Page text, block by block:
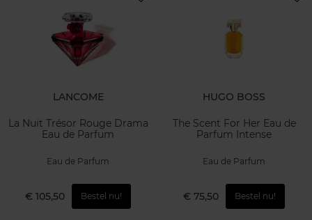
LANCOME
La Nuit Trésor Rouge Drama
Eau de Parfum
Eau de Parfum
€ 105,50 Bestel nu!
HUGO BOSS
The Scent For Her Eau de
Parfum Intense
Eau de Parfum
€ 75,50 Bestel nu!